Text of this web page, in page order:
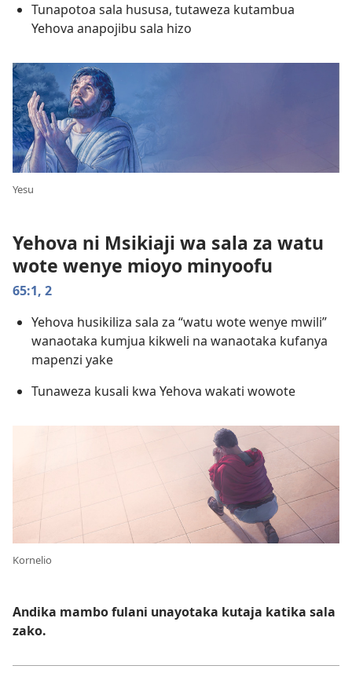
Tunapotoa sala hususa, tutaweza kutambua
Yehova anapojibu sala hizo
Yesu
Yehova ni Msikiaji wa sala za watu
wote wenye mioyo minyoofu
65:1, 2
Yehova husikiliza sala za “watu wote wenye mwili”
wanaotaka kumjua kikweli na wanaotaka kufanya
mapenzi yake
Tunaweza kusali kwa Yehova wakati wowote
Kornelio
Andika mambo fulani unayotaka kutaja katika sala
zako.